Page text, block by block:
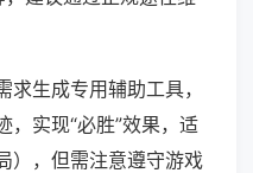
生成专用辅助工具，
，实现“必胜”效果，适
），但需注意遵守游戏